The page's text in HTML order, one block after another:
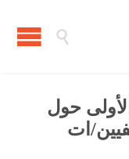

الأولى حول
ات